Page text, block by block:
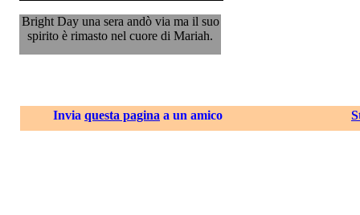
Bright Day una sera andò via ma il suo
spirito è rimasto nel cuore di Mariah.
Invia questa pagina a un amico